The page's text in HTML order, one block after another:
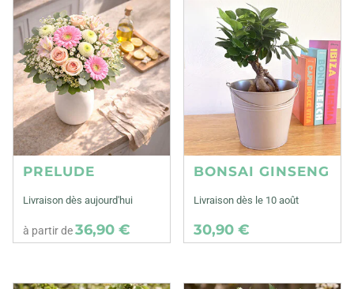
PRELUDE
Livraison dès aujourd'hui
à partir de36,90 €
BONSAI GINSENG
Livraison dès le 10 août
30,90 €